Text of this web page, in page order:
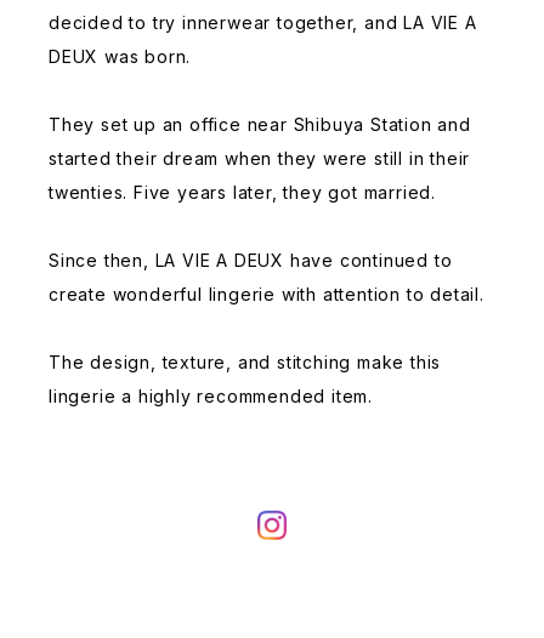
decided to try innerwear together, and LA VIE A
DEUX was born.
They set up an office near Shibuya Station and
started their dream when they were still in their
twenties. Five years later, they got married.
Since then, LA VIE A DEUX have continued to
create wonderful lingerie with attention to detail.
The design, texture, and stitching make this
lingerie a highly recommended item.